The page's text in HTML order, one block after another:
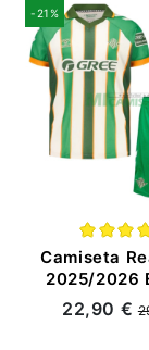
-21%
Camiseta
2025/2026
Especial
Verde/
22,90 €